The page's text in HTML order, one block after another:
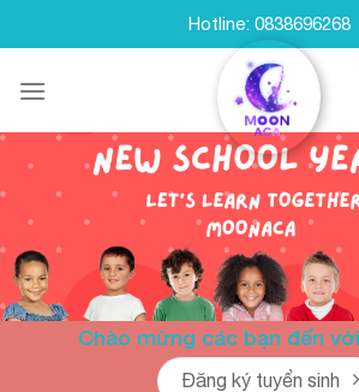
to
Hotline: 0838696268
Chào mừng các bạn đến
Đăng ký tuyển sinh